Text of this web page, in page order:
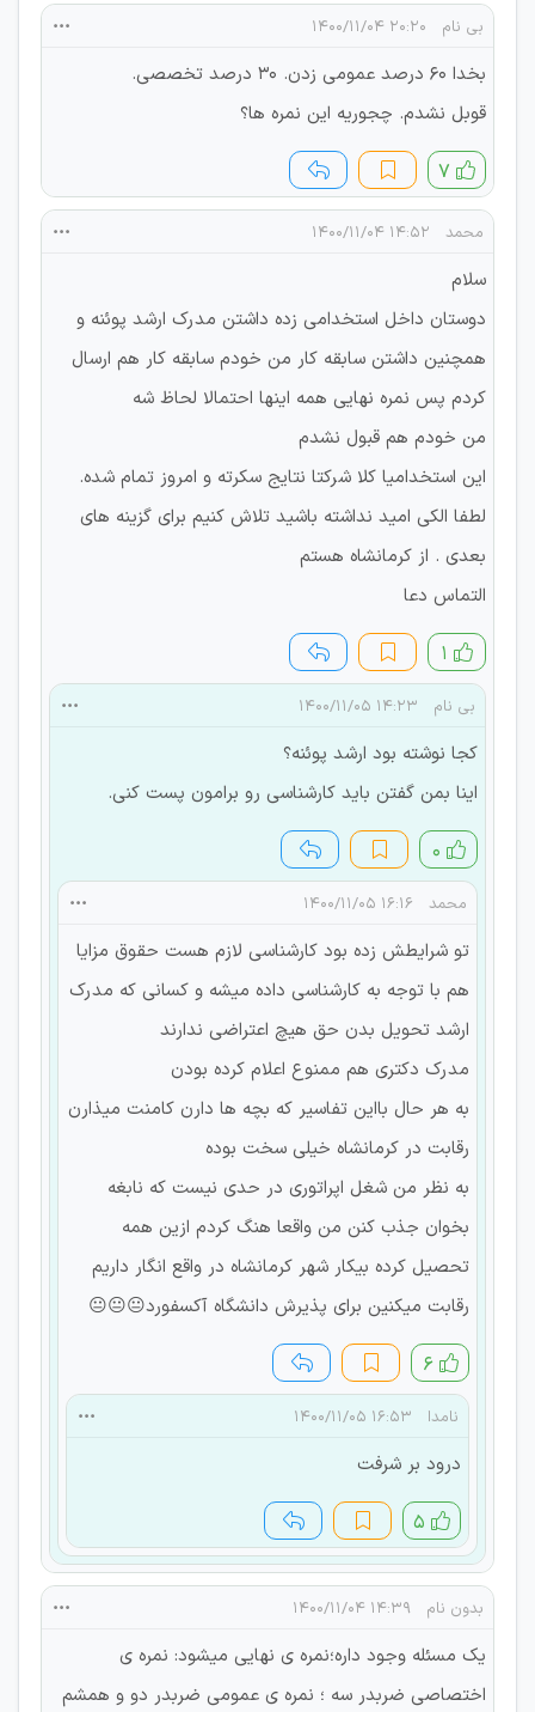
بی نام ۲۰:۲۰ ۱۴۰۰/۱۱/۰۴
بخدا 60 درصد عمومی زدن. 30 درصد تخصصی.
قوبل نشدم. چجوریه این نمره ها؟
۷
محمد ۱۴:۵۲ ۱۴۰۰/۱۱/۰۴
سلام
دوستان داخل استخدامی زده داشتن مدرک ارشد پوئنه و
همچنین داشتن سابقه کار من خودم سابقه کار هم ارسال
کردم پس نمره نهایی همه اینها احتمالا لحاظ شه
من خودم هم قبول نشدم
این استخدامیا کلا شرکتا نتایج سکرته و امروز تمام شده.
لطفا الکی امید نداشته باشید تلاش کنیم برای گزینه های
بعدی . از کرمانشاه هستم
التماس دعا
۱
بی نام ۱۴:۲۳ ۱۴۰۰/۱۱/۰۵
کجا نوشته بود ارشد پوئنه؟
اینا بمن گفتن باید کارشناسی رو برامون پست کنی.
۰
محمد ۱۶:۱۶ ۱۴۰۰/۱۱/۰۵
تو شرایطش زده بود کارشناسی لازم هست حقوق مزایا
هم با توجه به کارشناسی داده میشه و کسانی که مدرک
ارشد تحویل بدن حق هیچ اعتراضی ندارند
مدرک دکتری هم ممنوع اعلام کرده بودن
به هر حال بااین تفاسیر که بچه ها دارن کامنت میذارن
رقابت در کرمانشاه خیلی سخت بوده
به نظر من شغل اپراتوری در حدی نیست که نابغه
بخوان جذب کنن من واقعا هنگ کردم ازین همه
تحصیل کرده بیکار شهر کرمانشاه در واقع انگار داریم
رقابت میکنین برای پذیرش دانشگاه آکسفورد😐😐😐
۶
نامدا ۱۶:۵۳ ۱۴۰۰/۱۱/۰۵
درود بر شرفت
۵
بدون نام ۱۴:۳۹ ۱۴۰۰/۱۱/۰۴
یک مسئله وجود داره؛نمره ی نهایی میشود: نمره ی
اختصاصی ضربدر سه ؛ نمره ی عمومی ضربدر دو و همشم